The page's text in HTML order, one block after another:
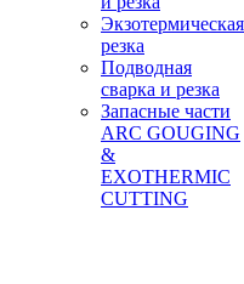
Экзотермическая
резка
Подводная
сварка и резка
Запасные части
ARC GOUGING
&
EXOTHERMIC
CUTTING